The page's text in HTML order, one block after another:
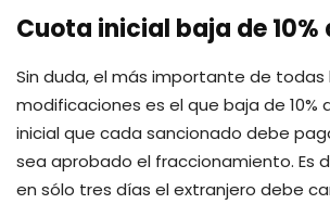
Cuota inicial baja de 10%
Sin duda, el más importante de todas
modificaciones es el que baja de 10%
inicial que cada sancionado debe
sea aprobado el fraccionamiento. Es
en sólo tres días el extranjero debe